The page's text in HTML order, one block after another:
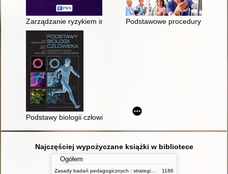
Zarządzanie ryzykiem instytucji finansowych
Podstawowe procedury
Podstawy biologii człowieka : komórka, tkanki, rozwój,
Najczęściej wypożyczane książki w bibliotece
Ogółem
1186